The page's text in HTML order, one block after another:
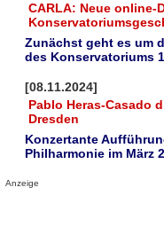
CARLA: Neue online-
Zunächst geht es um
des Konservatoriums
[08.11.2024]
Pablo Heras-Casado
Dresden
Konzertante
Philharmonie im März
Anzeige